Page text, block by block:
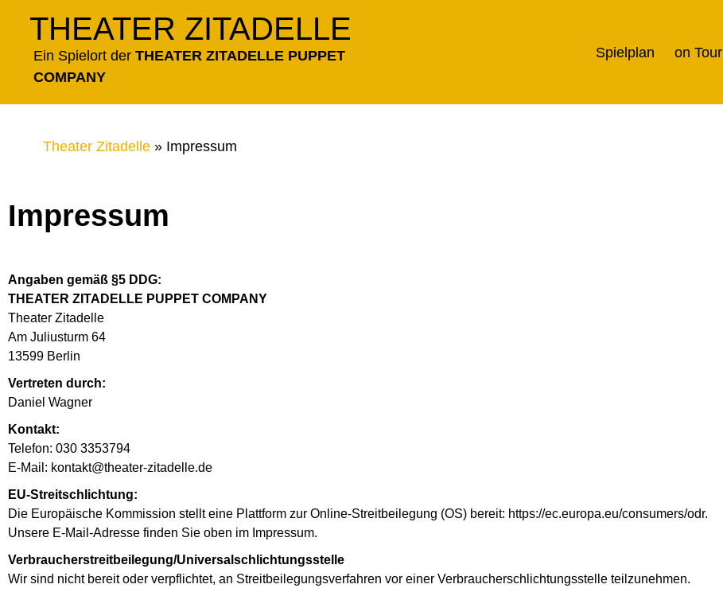
springen
THEATER ZITADELLE
Ein Spielort der THEATER ZITADELLE PUPPET
COMPANY
Spielplan on Tour
Theater Zitadelle» Impressum
Impressum
Angaben gemäß §5 DDG:
THEATER ZITADELLE PUPPET COMPANY
Theater Zitadelle
Am Juliusturm 64
13599 Berlin
Vertreten durch:
Daniel Wagner
Kontakt:
Telefon: 030 3353794
E-Mail: kontakt@theater-zitadelle.de
EU-Streitschlichtung:
Die Europäische Kommission stellt eine Plattform zur Online-Streitbeilegung (OS) bereit: https://ec.europa.eu/consumers/odr.
Unsere E-Mail-Adresse finden Sie oben im Impressum.
Verbraucher­streit­beilegung/Universal­schlichtungs­stelle
Wir sind nicht bereit oder verpflichtet, an Streitbeilegungsverfahren vor einer Verbraucherschlichtungsstelle teilzunehmen.